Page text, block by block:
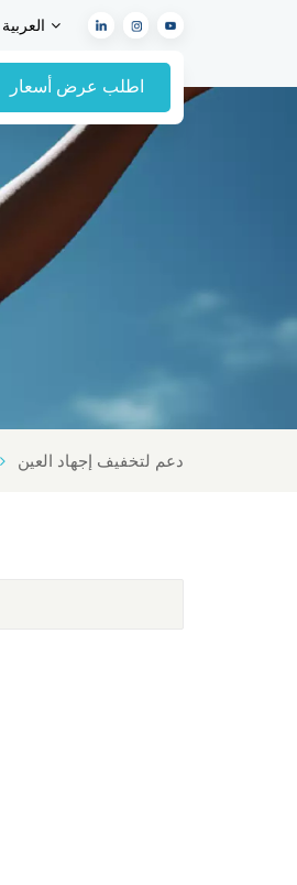
العربية
اطلب عرض أسعار
دعم لتخفيف إجهاد العين